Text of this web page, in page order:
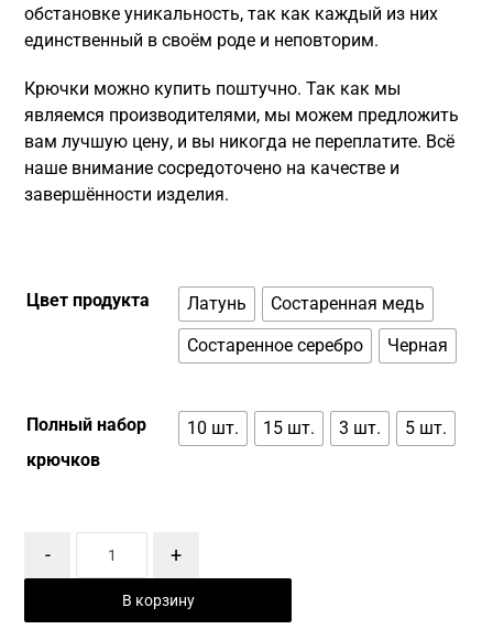
обстановке уникальность, так как каждый из них
единственный в своём роде и неповторим.
Крючки можно купить поштучно. Так как мы
являемся производителями, мы можем предложить
вам лучшую цену, и вы никогда не переплатите. Всё
наше внимание сосредоточено на качестве и
завершённости изделия.
Цвет продукта Латунь
Состаренная медь
Состаренное серебро
Черная
Полный набор
крючков
10 шт. 15 шт. 3 шт. 5 шт.
- +
В корзину